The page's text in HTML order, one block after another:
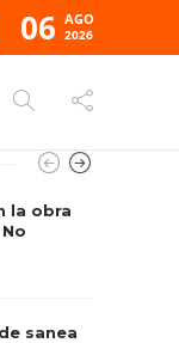
06 AGO
2026
la obra
sanea